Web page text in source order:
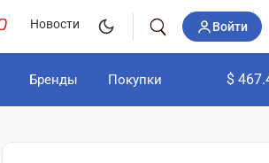
Новости Войти
Бренды Покупки $